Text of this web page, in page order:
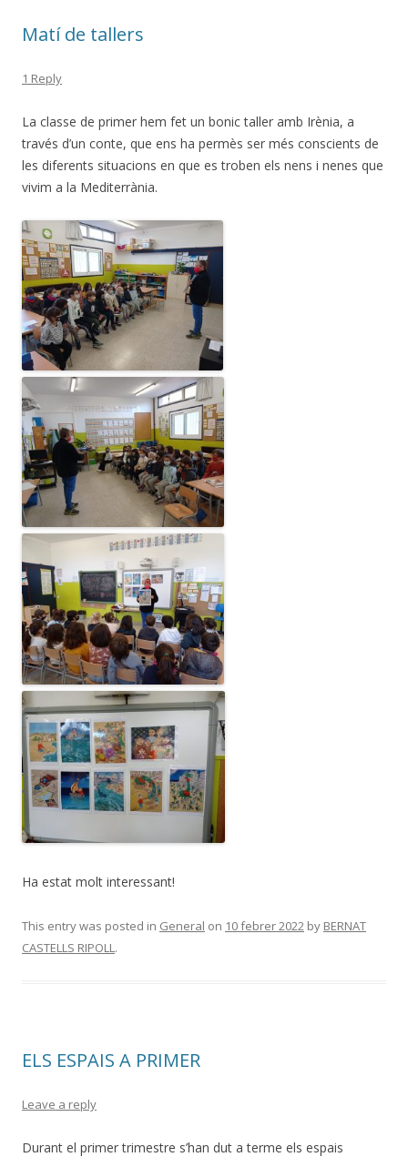
Matí de tallers
1 Reply
La classe de primer hem fet un bonic taller amb Irènia, a
través d’un conte, que ens ha permès ser més conscients de
les diferents situacions en que es troben els nens i nenes que
vivim a la Mediterrània.
Ha estat molt interessant!
This entry was posted in General on 10 febrer 2022 by BERNAT
CASTELLS RIPOLL .
ELS ESPAIS A PRIMER
Leave a reply
Durant el primer trimestre s’han dut a terme els espais